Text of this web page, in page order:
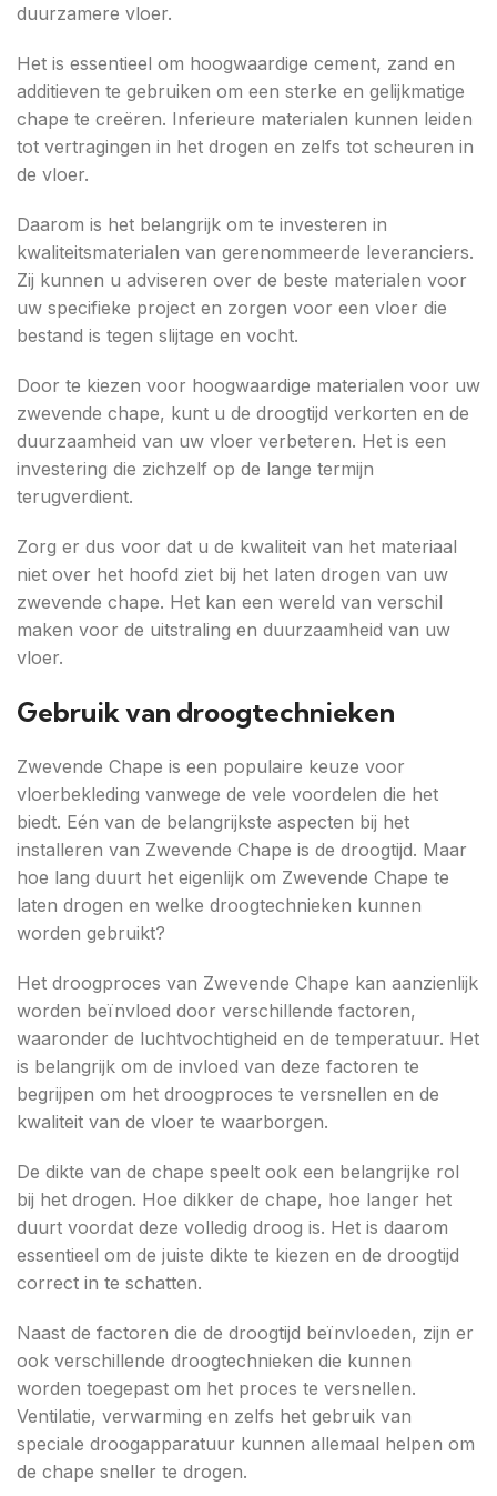
duurzamere vloer.
Het is essentieel om hoogwaardige cement, zand en
additieven te gebruiken om een sterke en gelijkmatige
chape te creëren. Inferieure materialen kunnen leiden
tot vertragingen in het drogen en zelfs tot scheuren in
de vloer.
Daarom is het belangrijk om te investeren in
kwaliteitsmaterialen van gerenommeerde leveranciers.
Zij kunnen u adviseren over de beste materialen voor
uw specifieke project en zorgen voor een vloer die
bestand is tegen slijtage en vocht.
Door te kiezen voor hoogwaardige materialen voor uw
zwevende chape, kunt u de droogtijd verkorten en de
duurzaamheid van uw vloer verbeteren. Het is een
investering die zichzelf op de lange termijn
terugverdient.
Zorg er dus voor dat u de kwaliteit van het materiaal
niet over het hoofd ziet bij het laten drogen van uw
zwevende chape. Het kan een wereld van verschil
maken voor de uitstraling en duurzaamheid van uw
vloer.
Gebruik van droogtechnieken
Zwevende Chape is een populaire keuze voor
vloerbekleding vanwege de vele voordelen die het
biedt. Eén van de belangrijkste aspecten bij het
installeren van Zwevende Chape is de droogtijd. Maar
hoe lang duurt het eigenlijk om Zwevende Chape te
laten drogen en welke droogtechnieken kunnen
worden gebruikt?
Het droogproces van Zwevende Chape kan aanzienlijk
worden beïnvloed door verschillende factoren,
waaronder de luchtvochtigheid en de temperatuur. Het
is belangrijk om de invloed van deze factoren te
begrijpen om het droogproces te versnellen en de
kwaliteit van de vloer te waarborgen.
De dikte van de chape speelt ook een belangrijke rol
bij het drogen. Hoe dikker de chape, hoe langer het
duurt voordat deze volledig droog is. Het is daarom
essentieel om de juiste dikte te kiezen en de droogtijd
correct in te schatten.
Naast de factoren die de droogtijd beïnvloeden, zijn er
ook verschillende droogtechnieken die kunnen
worden toegepast om het proces te versnellen.
Ventilatie, verwarming en zelfs het gebruik van
speciale droogapparatuur kunnen allemaal helpen om
de chape sneller te drogen.